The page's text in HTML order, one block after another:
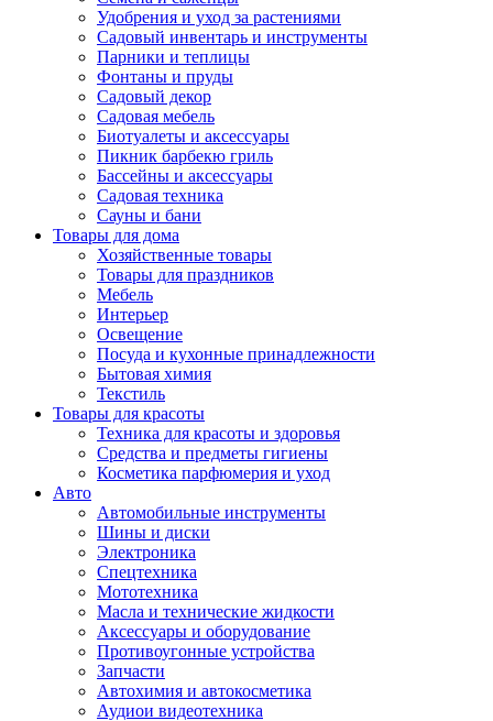
Удобрения и уход за растениями
Садовый инвентарь и инструменты
Парники и теплицы
Фонтаны и пруды
Садовый декор
Садовая мебель
Биотуалеты и аксессуары
Пикник барбекю гриль
Бассейны и аксессуары
Садовая техника
Сауны и бани
Товары для дома
Хозяйственные товары
Товары для праздников
Мебель
Интерьер
Освещение
Посуда и кухонные принадлежности
Бытовая химия
Текстиль
Товары для красоты
Техника для красоты и здоровья
Средства и предметы гигиены
Косметика парфюмерия и уход
Авто
Автомобильные инструменты
Шины и диски
Электроника
Спецтехника
Мототехника
Масла и технические жидкости
Аксессуары и оборудование
Противоугонные устройства
Запчасти
Автохимия и автокосметика
Аудиои видеотехника